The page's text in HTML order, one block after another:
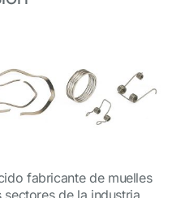
fabricante de muelles
de la industria.